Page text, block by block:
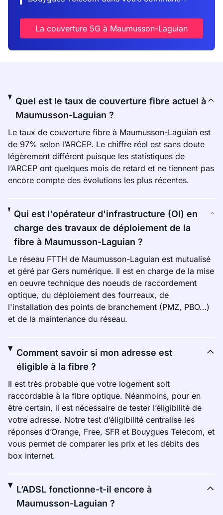
La couverture 5G à Maumusson-Laguian
Quel est le taux de couverture fibre actuel à
Maumusson-Laguian ?
Le taux de couverture fibre à Maumusson-Laguian est
de 97% selon l’ARCEP. Le chiffre réel est sans doute
légèrement différent puisque les statistiques de
l’ARCEP ont quelques mois de retard et ne tiennent pas
encore compte des évolutions les plus récentes.
Qui est l'opérateur d'infrastructure (OI) en
charge des travaux de déploiement de la
fibre à Maumusson-Laguian ?
Le réseau FTTH de Maumusson-Laguian est mutualisé
et géré par Gers numérique. Il est en charge de la mise
en oeuvre technique des noeuds de raccordement
optique, du déploiement des fourreaux, de
l'installation des points de branchement (PMZ, PBO…)
et de la maintenance du réseau.
Comment savoir si mon adresse est
éligible à la fibre ?
Il est très probable que votre logement soit
raccordable à la fibre optique. Néanmoins, pour en
être certain, il est nécessaire de tester l’éligibilité de
votre adresse. Notre test d’éligibilité centralise les
réponses d’Orange, Free, SFR et Bouygues Telecom, et
vous permet de comparer les prix et les débits des
box internet.
L’ADSL fonctionne-t-il encore à
Maumusson-Laguian ?